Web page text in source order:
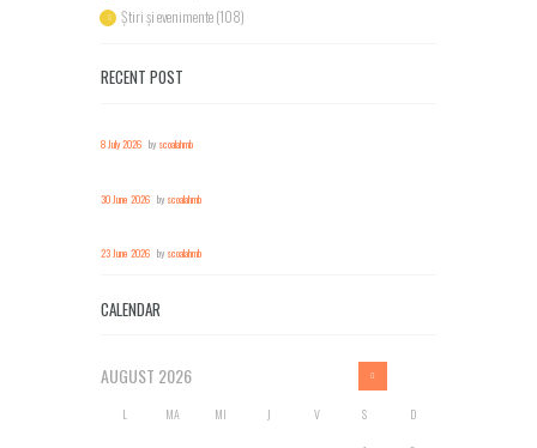
Știri și evenimente(108)
RECENT POST
8 July 2026 by scoalahmb
30 June 2026 by scoalahmb
23 June 2026 by scoalahmb
CALENDAR
AUGUST 2026
L MA MI J V S D